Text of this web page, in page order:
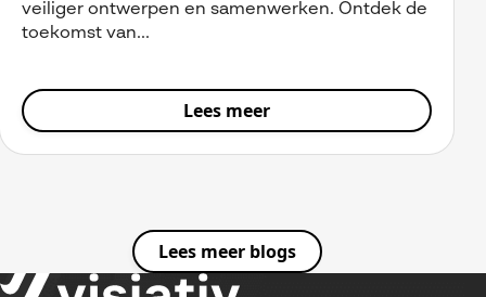
veiliger ontwerpen en samenwerken. Ontdek de
toekomst van...
Lees meer
Lees meer blogs